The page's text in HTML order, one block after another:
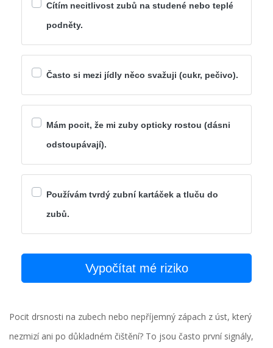
Cítím necitlivost zubů na studené nebo teplé
podněty.
Často si mezi jídly něco svažuji (cukr, pečivo).
Mám pocit, že mi zuby opticky rostou (dásni
odstoupávají).
Používám tvrdý zubní kartáček a tluču do
zubů.
Vypočítat mé riziko
Pocit drsnosti na zubech nebo nepříjemný zápach z úst, který
nezmizí ani po důkladném čištění? To jsou často první signály,